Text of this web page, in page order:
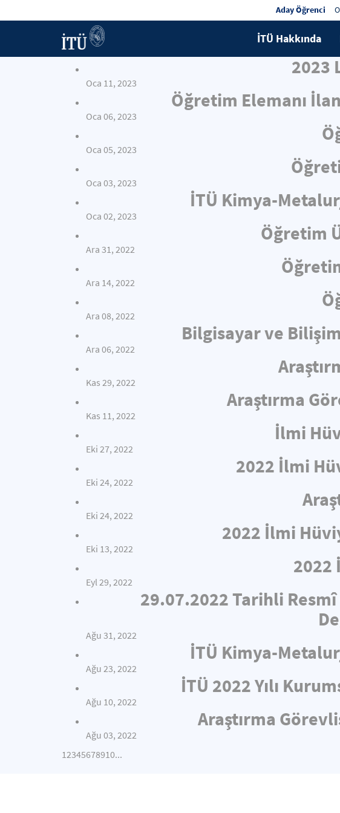
Aday Öğrenci
İTÜ Hakkında
2023
Oca 11, 2023
Öğretim Elemanı
Oca 06, 2023
Oca 05, 2023
Oca 03, 2023
İTÜ Kimya-
Oca 02, 2023
Öğretim
Ara 31, 2022
Ara 14, 2022
Ara 08, 2022
Bilgisayar ve
Ara 06, 2022
Kas 29, 2022
Araştırma
Kas 11, 2022
İlmi
Eki 27, 2022
2022 İlmi
Eki 24, 2022
Eki 24, 2022
2022 İlmi
Eki 13, 2022
2022
Eyl 29, 2022
29.07.2022 Tarihli
Ağu 31, 2022
İTÜ Kimya-
Ağu 23, 2022
İTÜ 2022 Yılı
Ağu 10, 2022
Araştırma
Ağu 03, 2022
12345678910...